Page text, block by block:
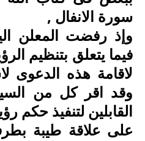
سورة الانفال ,
وإذ رفضت المعلن
فيما يتعلق بتنظيم
لاقامة هذه الدعوى
وقد اقر كل من
القابلين لتنفيذ حكم
على علاقة طيبة